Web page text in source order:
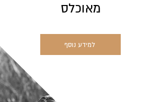
מאוכלס
למידע נוסף